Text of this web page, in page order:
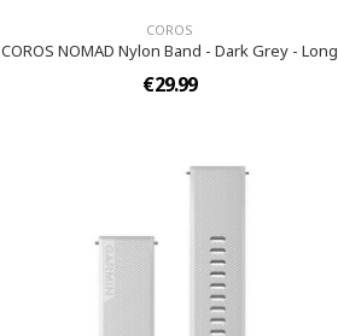
COROS
COROS NOMAD Nylon Band - Dark Grey - Long
€29.99